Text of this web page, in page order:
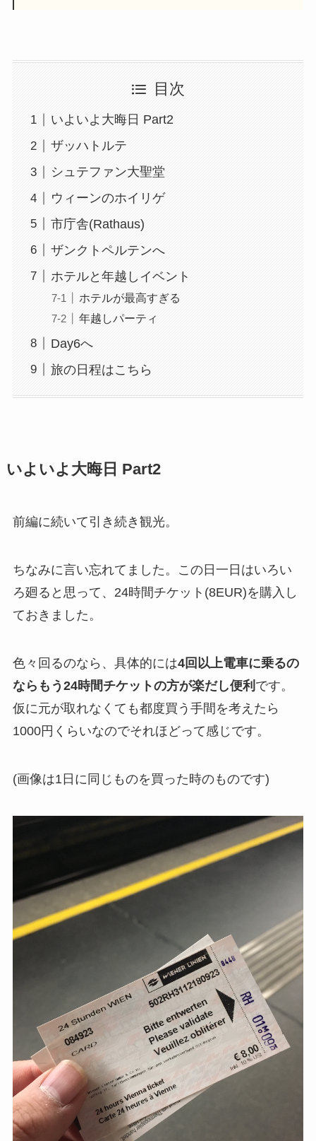
目次
いよいよ大晦日 Part2
ザッハトルテ
シュテファン大聖堂
ウィーンのホイリゲ
市庁舎(Rathaus)
ザンクトペルテンへ
ホテルと年越しイベント
ホテルが最高すぎる
年越しパーティ
Day6へ
旅の日程はこちら
いよいよ大晦日 Part2
前編に続いて引き続き観光。
ちなみに言い忘れてました。この日一日はいろい
ろ廻ると思って、24時間チケット(8EUR)を購入し
ておきました。
色々回るのなら、具体的には4回以上電車に乗るの
ならもう24時間チケットの方が楽だし便利 です。
仮に元が取れなくても都度買う手間を考えたら
1000円くらいなのでそれほどって感じです。
(画像は1日に同じものを買った時のものです)